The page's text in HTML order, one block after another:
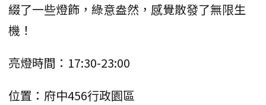
綴了一些燈飾，綠意盎然，感覺散發了無限生
機！
亮燈時間：17:30-23:00
位置：府中456行政園區